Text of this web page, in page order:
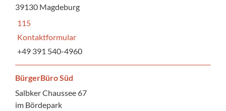
39130 Magdeburg
115
Kontaktformular
+49 391 540-4960
BürgerBüro Süd
Salbker Chaussee 67
im Bördepark